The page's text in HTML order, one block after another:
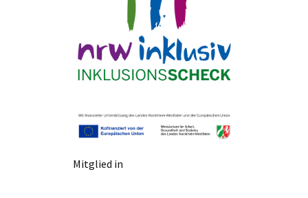
Mitglied in